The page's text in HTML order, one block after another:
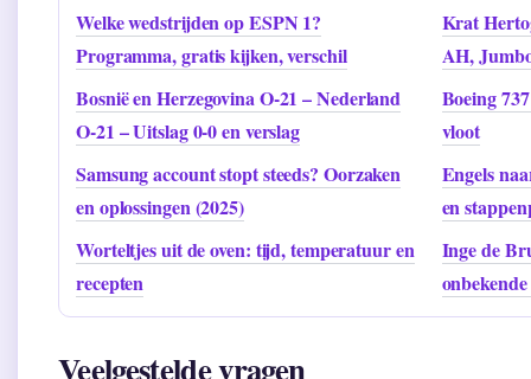
Welke wedstrijden op ESPN 1?
Programma, gratis kijken, verschil
Krat
AH,
Bosnië en Herzegovina O-21 – Nederland
O-21 – Uitslag 0-0 en verslag
Boeing
vloot
Samsung account stopt steeds? Oorzaken
en oplossingen (2025)
Engels
en
Worteltjes uit de oven: tijd, temperatuur en
recepten
Inge de
Veelgestelde vragen